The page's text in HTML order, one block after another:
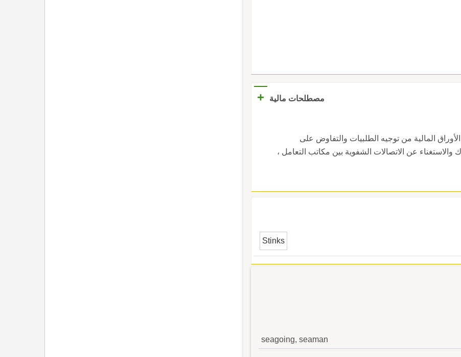
مصطلحات مالية
+
المالية من توجيه الطلبيات والتفاوض على
والاستغناء عن الاتصالات الشفوية بين مكاتب التعامل ،
Stinks
seagoing, seaman